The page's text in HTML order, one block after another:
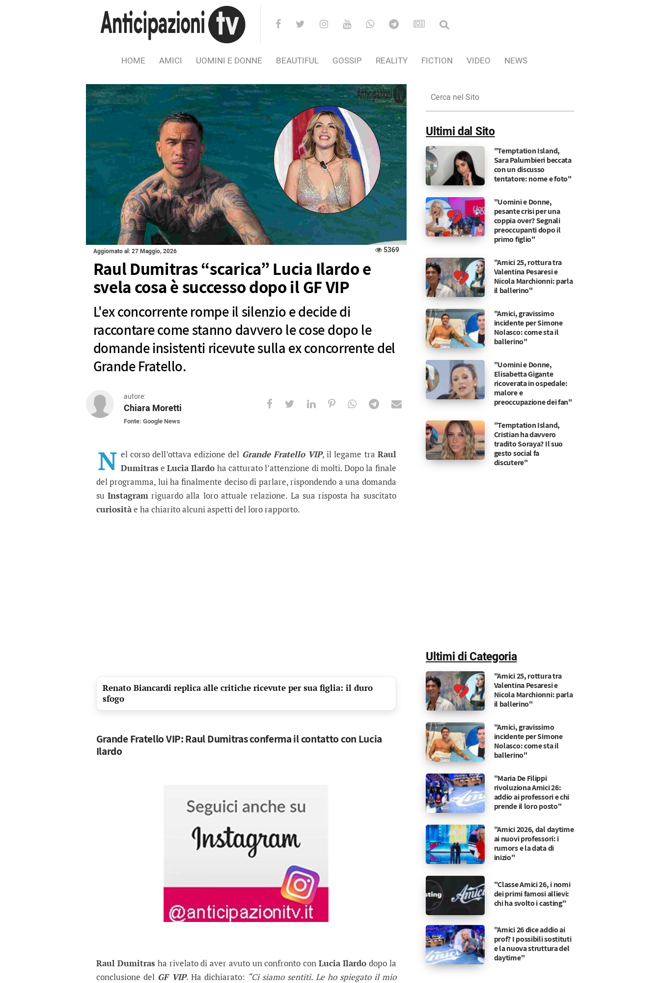
HOME AMICI UOMINI E DONNE BEAUTIFUL GOSSIP REALITY FICTION VIDEO NEWS
Aggiornato al: 27 Maggio, 2026 5369
Raul Dumitras “scarica” Lucia Ilardo e
svela cosa è successo dopo il GF VIP
L'ex concorrente rompe il silenzio e decide di
raccontare come stanno davvero le cose dopo le
domande insistenti ricevute sulla ex concorrente del
Grande Fratello.
autore:
Chiara Moretti
Fonte: Google News
Raul Dumitras “scarica” Lucia Ilardo e svela cosa è successo dopo il GF VIP
L'ex concorrente rompe il silenzio e decide di raccontare come stanno davvero le cose dopo le domande insistenti ricevute sulla ex
N el corso dell’ottava edizione del Grande Fratello VIP, il legame tra Raul
Dumitras eLucia Ilardo ha catturato l’attenzione di molti. Dopo la finale
del programma, lui ha finalmente deciso di parlare, rispondendo a una domanda
su Instagramriguardo alla loro attuale relazione. La sua risposta ha suscitato
curiositàe ha chiarito alcuni aspetti del loro rapporto.
Renato Biancardi replica alle critiche ricevute per sua figlia: il duro
sfogo
Grande Fratello VIP: Raul Dumitras conferma il contatto con Lucia
Ilardo
Raul Dumitras ha rivelato di aver avuto un confronto con Lucia Ilardo dopo la
conclusione del GF VIP. Ha dichiarato: “Ci siamo sentiti. Le ho spiegato il mio
nel
Sito
Ultimi dal Sito
"Temptation Island,
Sara Palumbieri beccata
con un discusso
tentatore: nome e foto"
"Uomini e Donne,
pesante crisi per una
coppia over? Segnali
preoccupanti dopo il
primo figlio"
"Amici 25, rottura tra
Valentina Pesaresi e
Nicola Marchionni: parla
il ballerino"
"Amici, gravissimo
incidente per Simone
Nolasco: come sta il
ballerino"
"Uomini e Donne,
Elisabetta Gigante
ricoverata in ospedale:
malore e
preoccupazione dei fan"
"Temptation Island,
Cristian ha davvero
tradito Soraya? Il suo
gesto social fa
discutere"
Ultimi di Categoria
"Amici 25, rottura tra
Valentina Pesaresi e
Nicola Marchionni: parla
il ballerino"
"Amici, gravissimo
incidente per Simone
Nolasco: come sta il
ballerino"
"Maria De Filippi
rivoluziona Amici 26:
addio ai professori e chi
prende il loro posto"
"Amici 2026, dal daytime
ai nuovi professori: i
rumors e la data di
inizio"
"Classe Amici 26, i nomi
dei primi famosi allievi:
chi ha svolto i casting"
"Amici 26 dice addio ai
prof? I possibili sostituti
e la nuova struttura del
daytime"